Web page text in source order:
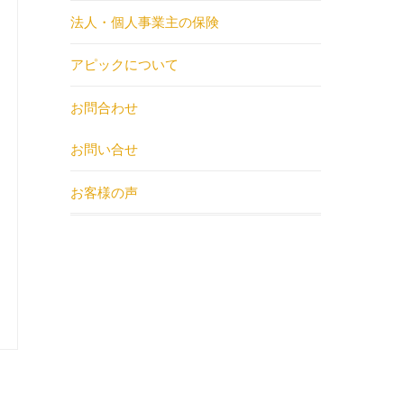
法人・個人事業主の保険
アピックについて
お問合わせ
お問い合せ
お客様の声